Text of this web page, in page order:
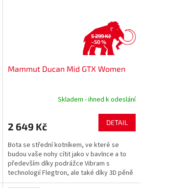
5 299 Kč
–50 %
Mammut Ducan Mid GTX Women
Skladem - ihned k odeslání
2 649 Kč DETAIL
Bota se střední kotníkem, ve které se
budou vaše nohy cítit jako v bavlnce a to
především díky podrážce Vibram s
technologií Flegtron, ale také díky 3D pěně
s pamětí, která...